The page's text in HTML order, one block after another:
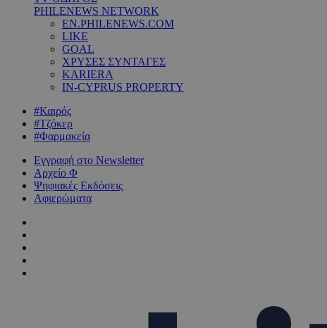
PHILENEWS NETWORK
EN.PHILENEWS.COM
LIKE
GOAL
ΧΡΥΣΕΣ ΣΥΝΤΑΓΕΣ
KARIERA
IN-CYPRUS PROPERTY
#Καιρός
#Τζόκερ
#Φαρμακεία
Εγγραφή στο Newsletter
Αρχείο Φ
Ψηφιακές Εκδόσεις
Αφιερώματα